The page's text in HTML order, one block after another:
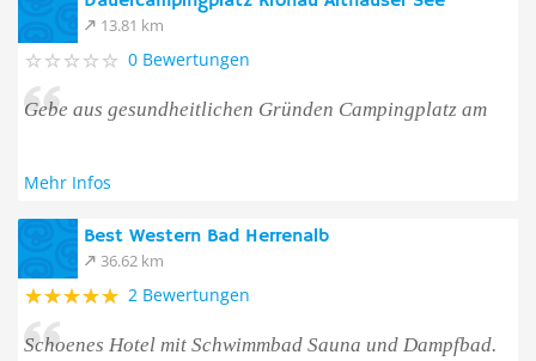
13.81 km
0 Bewertungen
Gebe aus gesundheitlichen Gründen Campingplatz am
Mehr Infos
Best Western Bad Herrenalb
36.62 km
2 Bewertungen
Schoenes Hotel mit Schwimmbad Sauna und Dampfbad.